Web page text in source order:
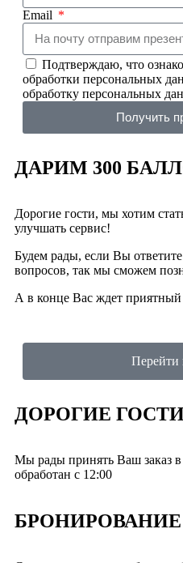
Email
Подтверждаю, что
обработки персональных
обработку персональных
Получить
ДАРИМ 300
Дорогие гости, мы хотим
улучшать сервис!
Будем рады, если Вы
вопросов, так мы сможем
А в конце Вас ждет приятный
Перейти
ДОРОГИЕ
Мы рады принять Ваш заказ в
обработан с 12:00
БРОНИРОВАНИЕ